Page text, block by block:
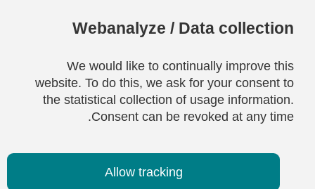
Webanalyze / Data collection
We would like to continually improve this
website. To do this, we ask for your consent to
the statistical collection of usage information.
Consent can be revoked at any time.
Allow tracking